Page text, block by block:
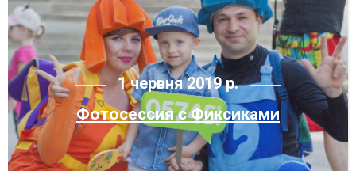
1 червня 2019 р.
Фотосессия с Фиксиками